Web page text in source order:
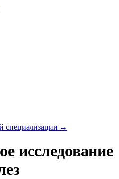
специализации →
исследование